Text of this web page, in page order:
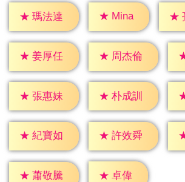
★ 瑪法達 ★ Mina ★
★ 姜厚任 ★ 周杰倫
★ 張惠妹 ★ 朴成訓
★ 紀寶如 ★ 許效舜
★ 蕭敬騰 ★ 卓偉